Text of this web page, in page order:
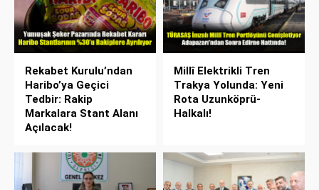
Rekabet Kurulu’ndan
Haribo’ya Geçici
Tedbir: Rakip
Markalara Stant Alanı
Açılacak!
Millî Elektrikli Tren
Trakya Yolunda: Yeni
Rota Uzunköprü-
Halkalı!